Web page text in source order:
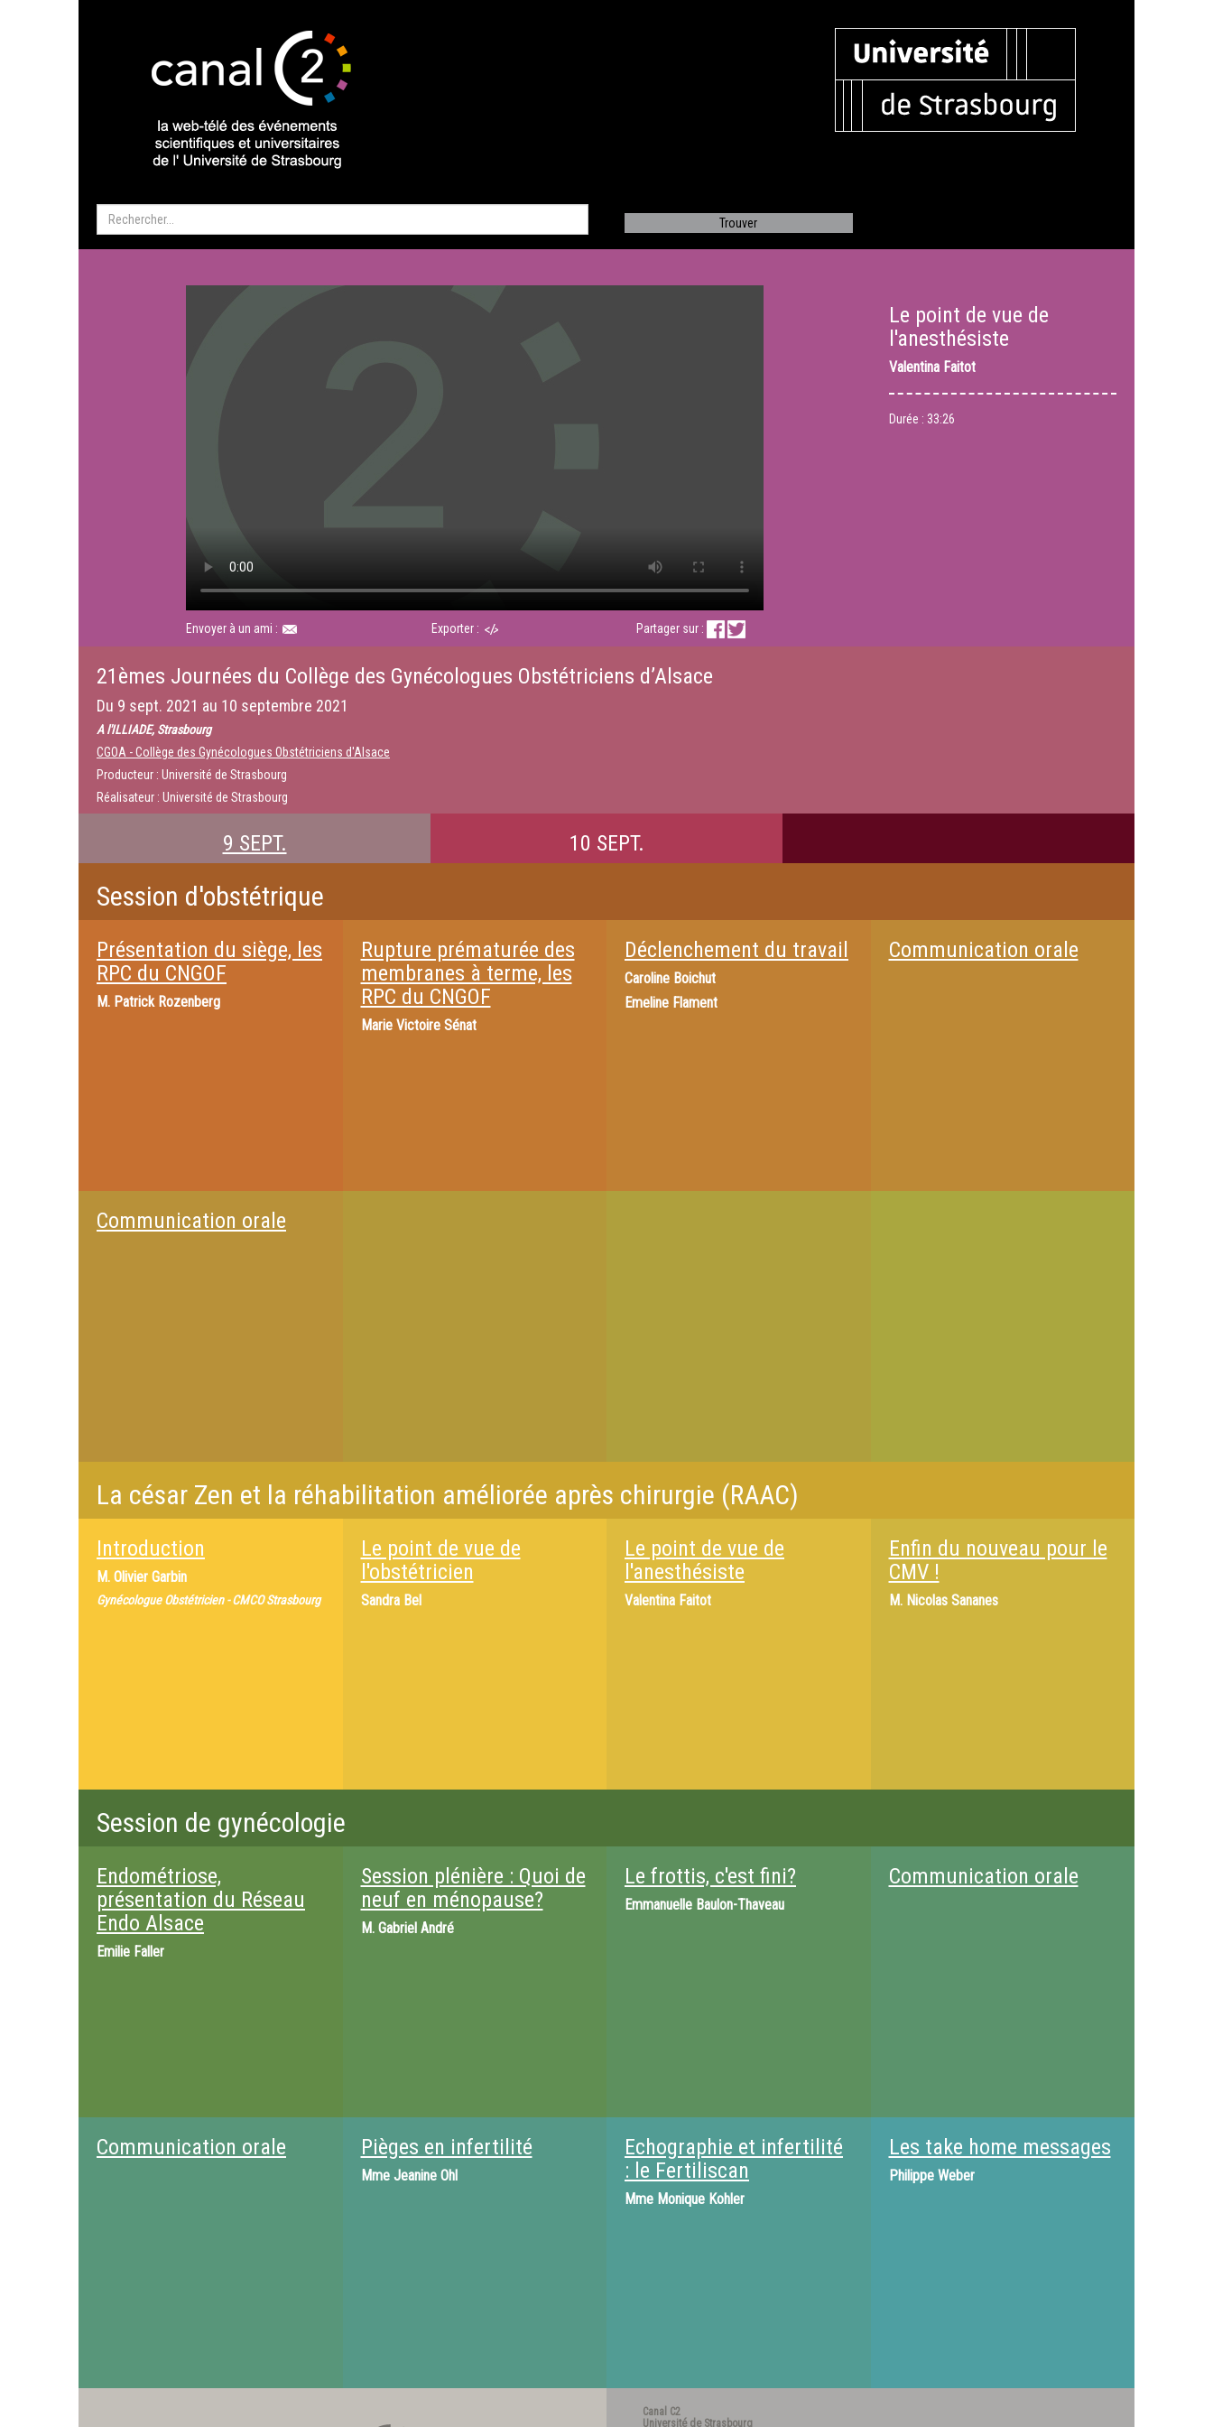
Envoyer à un ami : Exporter : Partager sur :
Le point de vue de
l'anesthésiste
Valentina Faitot
Durée : 33:26
21èmes Journées du Collège des Gynécologues Obstétriciens d’Alsace
Du 9 sept. 2021 au 10 septembre 2021
A l'ILLIADE, Strasbourg
CGOA - Collège des Gynécologues Obstétriciens d'Alsace
Producteur : Université de Strasbourg
Réalisateur : Université de Strasbourg
9 SEPT. 10 SEPT.
Session d'obstétrique
Présentation du siège, les
RPC du CNGOF
M. Patrick Rozenberg
Rupture prématurée des
membranes à terme, les
RPC du CNGOF
Marie Victoire Sénat
Déclenchement du travail
Caroline Boichut
Emeline Flament
Communication orale
Communication orale
La césar Zen et la réhabilitation améliorée après chirurgie (RAAC)
Introduction
M. Olivier Garbin
Gynécologue Obstétricien - CMCO Strasbourg
Le point de vue de
l'obstétricien
Sandra Bel
Le point de vue de
l'anesthésiste
Valentina Faitot
Enfin du nouveau pour le
CMV !
M. Nicolas Sananes
Session de gynécologie
Endométriose,
présentation du Réseau
Endo Alsace
Emilie Faller
Session plénière : Quoi de
neuf en ménopause?
M. Gabriel André
Le frottis, c'est fini?
Emmanuelle Baulon-Thaveau
Communication orale
Communication orale Pièges en infertilité
Mme Jeanine Ohl
Echographie et infertilité
: le Fertiliscan
Mme Monique Kohler
Les take home messages
Philippe Weber
Canal C2
Université de Strasbourg